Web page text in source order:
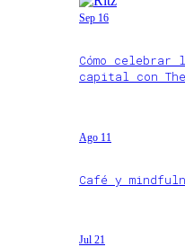
Sep 16
Cómo
capital con
Ago 11
Café y
Jul 21